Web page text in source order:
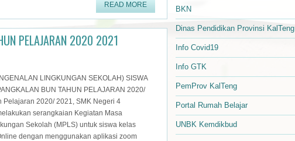
READ MORE
PELAJARAN 2020 2021
LINGKUNGAN SEKOLAH) SISWA
BUN TAHUN PELAJARAN 2020/
Pelajaran 2020/ 2021, SMK Negeri 4
serangkaian Kegiatan Masa
Sekolah (MPLS) untuk siswa kelas
dengan menggunakan aplikasi zoom
BKN
Dinas Pendidikan Provinsi KalTeng
Info Covid19
Info GTK
PemProv KalTeng
Portal Rumah Belajar
UNBK Kemdikbud